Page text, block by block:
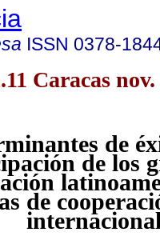
ISSN 0378-
Caracas nov.
de
de los
de